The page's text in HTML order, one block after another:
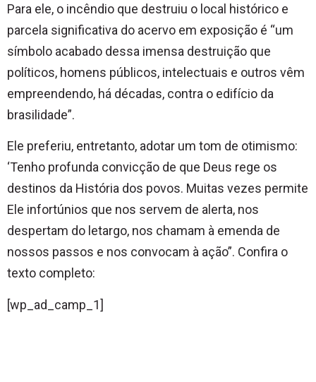
Para ele, o incêndio que destruiu o local histórico e
parcela significativa do acervo em exposição é “um
símbolo acabado dessa imensa destruição que
políticos, homens públicos, intelectuais e outros vêm
empreendendo, há décadas, contra o edifício da
brasilidade”.
Ele preferiu, entretanto, adotar um tom de otimismo:
‘Tenho profunda convicção de que Deus rege os
destinos da História dos povos. Muitas vezes permite
Ele infortúnios que nos servem de alerta, nos
despertam do letargo, nos chamam à emenda de
nossos passos e nos convocam à ação”. Confira o
texto completo:
[wp_ad_camp_1]